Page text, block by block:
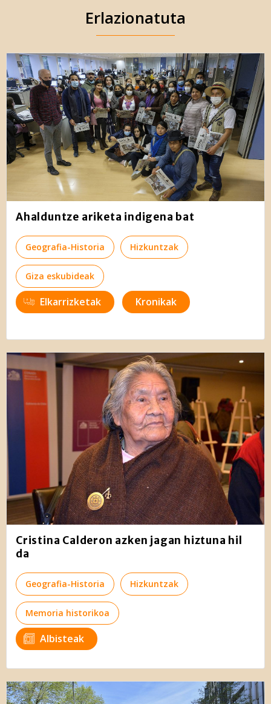
Erlazionatuta
Ahalduntze ariketa indigena bat
Geografia-Historia Hizkuntzak
Giza eskubideak
Elkarrizketak Kronikak
Cristina Calderon azken jagan hiztuna hil
da
Geografia-Historia Hizkuntzak
Memoria historikoa
Albisteak